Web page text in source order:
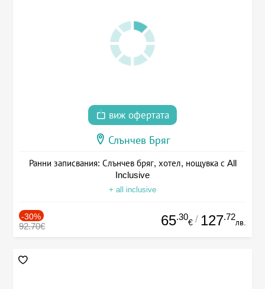
виж офертата
Слънчев Бряг
Ранни записвания: Слънчев бряг, хотел, нощувка с All
Inclusive
+ all inclusive
-30%
92.70€ 65.30
€ / 127.72
лв.